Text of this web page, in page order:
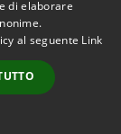
• Provincia di
• Powered by
•
Accesso
di elaborare
al seguente Link